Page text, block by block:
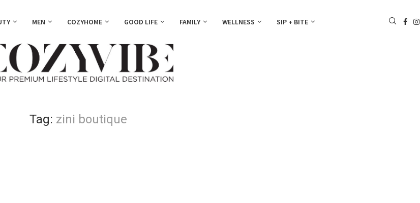
MEN COZYHOME GOOD LIFE FAMILY WELLNESS SIP + BITE
Tag: zini boutique